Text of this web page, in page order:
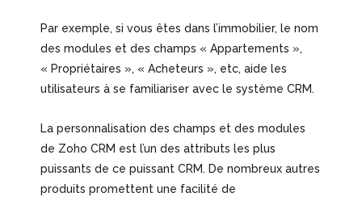
Par exemple, si vous êtes dans l’immobilier, le nom
des modules et des champs « Appartements »,
« Propriétaires », « Acheteurs », etc, aide les
utilisateurs à se familiariser avec le système CRM.
La personnalisation des champs et des modules
de Zoho CRM est l’un des attributs les plus
puissants de ce puissant CRM. De nombreux autres
produits promettent une facilité de